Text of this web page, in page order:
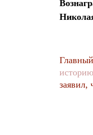
историю
заявил,